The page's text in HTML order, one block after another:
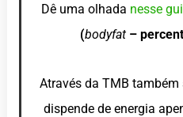
Dê uma olhada nesse
(bodyfat –
Através da TMB
dispende de energia